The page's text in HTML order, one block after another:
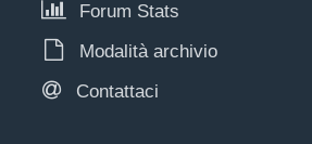
Forum Stats
Modalità archivio
Contattaci